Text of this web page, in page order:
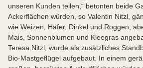
unseren Kunden teilen,“ betonten beide
Ackerflächen würden, so Valentin Nitzl,
wie Weizen, Hafer, Dinkel und Roggen,
Mais, Sonnenblumen und Kleegras
Teresa Nitzl, wurde als zusätzliches
Bio-Mastgeflügel aufgebaut. In einem